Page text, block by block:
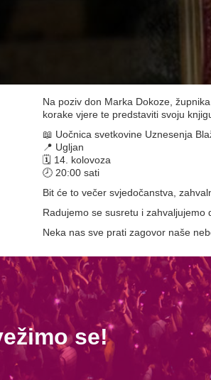
Na poziv don Marka Dokoze,
korake vjere te predstaviti svoju
📖 Uočnica svetkovine Uznesenja
📍 Ugljan
🗓️ 14. kolovoza
🕗 20:00 sati
Bit će to večer svjedočanstva,
Radujemo se susretu i zahvaljujemo
Neka nas sve prati zagovor naše
se!